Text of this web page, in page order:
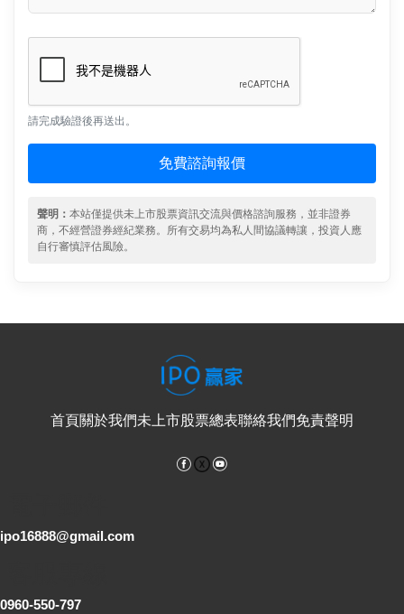
請完成驗證後再送出。
免費諮詢報價
聲明： 本站僅提供未上市股票資訊交流與價格諮詢服務，並非證券
商，不經營證券經紀業務。所有交易均為私人間協議轉讓，投資人應
自行審慎評估風險。
首頁關於我們未上市股票總表聯絡我們免責聲明
Facebook
ipo16888@gmail.com
0960-550-797